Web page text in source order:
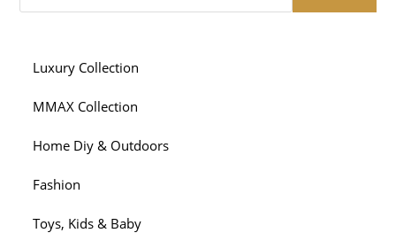
Luxury Collection
MMAX Collection
Home Diy & Outdoors
Fashion
Toys, Kids & Baby